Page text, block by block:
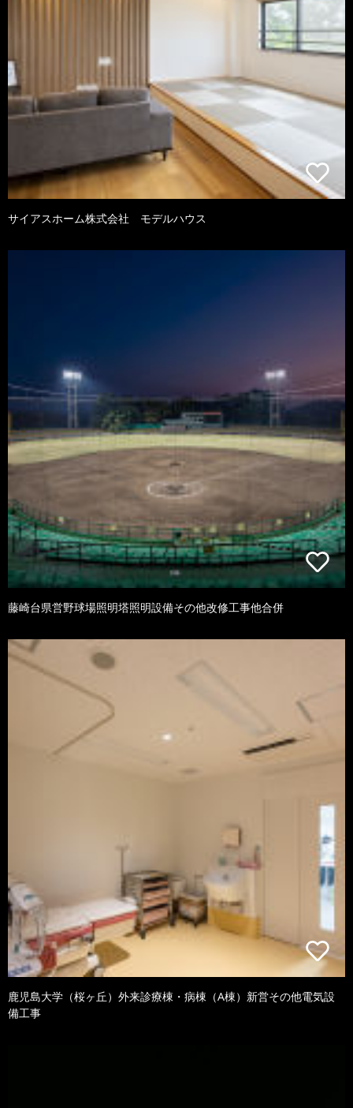
サイアスホーム株式会社 モデルハウス
藤崎台県営野球場照明塔照明設備その他改修工事他合併
鹿児島大学（桜ヶ丘）外来診療棟・病棟（A棟）新営その他電気設
備工事